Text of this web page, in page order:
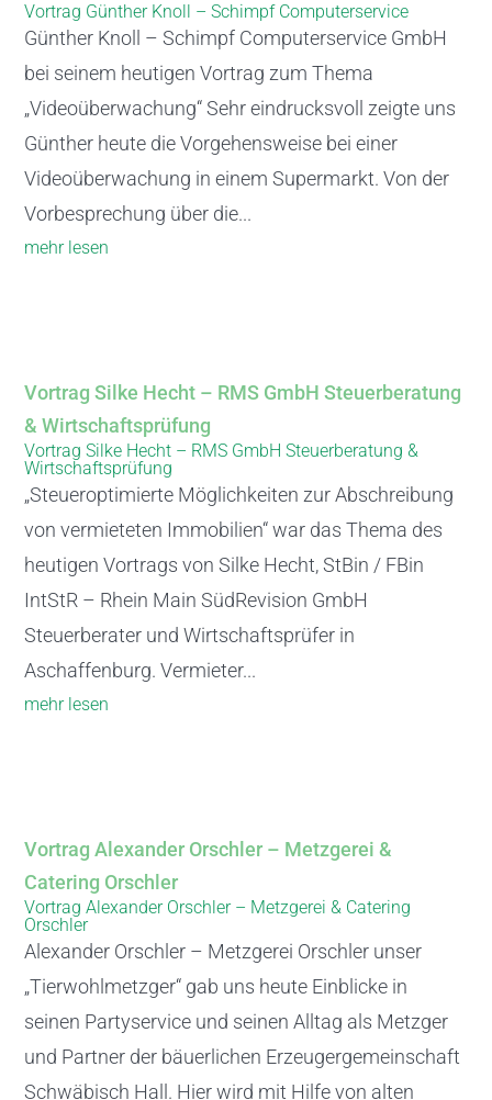
Vortrag Günther Knoll – Schimpf Computerservice
Günther Knoll – Schimpf Computerservice GmbH
bei seinem heutigen Vortrag zum Thema
„Videoüberwachung“ Sehr eindrucksvoll zeigte uns
Günther heute die Vorgehensweise bei einer
Videoüberwachung in einem Supermarkt. Von der
Vorbesprechung über die...
mehr lesen
Vortrag Silke Hecht – RMS GmbH Steuerberatung
& Wirtschaftsprüfung
Vortrag Silke Hecht – RMS GmbH Steuerberatung &
Wirtschaftsprüfung
„Steueroptimierte Möglichkeiten zur Abschreibung
von vermieteten Immobilien“ war das Thema des
heutigen Vortrags von Silke Hecht, StBin / FBin
IntStR – Rhein Main SüdRevision GmbH
Steuerberater und Wirtschaftsprüfer in
Aschaffenburg. Vermieter...
mehr lesen
Vortrag Alexander Orschler – Metzgerei &
Catering Orschler
Vortrag Alexander Orschler – Metzgerei & Catering
Orschler
Alexander Orschler – Metzgerei Orschler unser
„Tierwohlmetzger“ gab uns heute Einblicke in
seinen Partyservice und seinen Alltag als Metzger
und Partner der bäuerlichen Erzeugergemeinschaft
Schwäbisch Hall. Hier wird mit Hilfe von alten